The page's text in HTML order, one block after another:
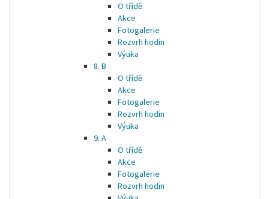
O třídě
Akce
Fotogalerie
Rozvrh hodin
Výuka
8. B
O třídě
Akce
Fotogalerie
Rozvrh hodin
Výuka
9. A
O třídě
Akce
Fotogalerie
Rozvrh hodin